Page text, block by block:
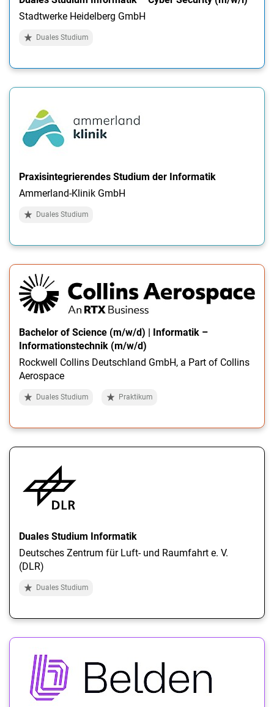
Stadtwerke Heidelberg GmbH
Duales Studium
Praxisintegrierendes Studium der Informatik
Ammerland-Klinik GmbH
Duales Studium
Bachelor of Science (m/w/d) | Informatik –
Informationstechnik (m/w/d)
Rockwell Collins Deutschland GmbH, a Part of Collins
Aerospace
Duales Studium Praktikum
Duales Studium Informatik
Deutsches Zentrum für Luft- und Raumfahrt e. V.
(DLR)
Duales Studium